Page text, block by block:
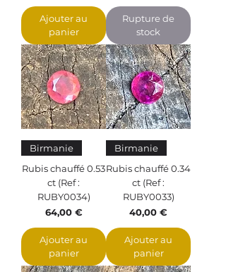
Ajouter au
panier
Rupture de
stock
Birmanie
Rubis chauffé 0.53
ct (Ref :
RUBY0034)
Prix
64,00 €
Ajouter au
panier
Birmanie
Rubis chauffé 0.34
ct (Ref :
RUBY0033)
Prix
40,00 €
Ajouter au
panier